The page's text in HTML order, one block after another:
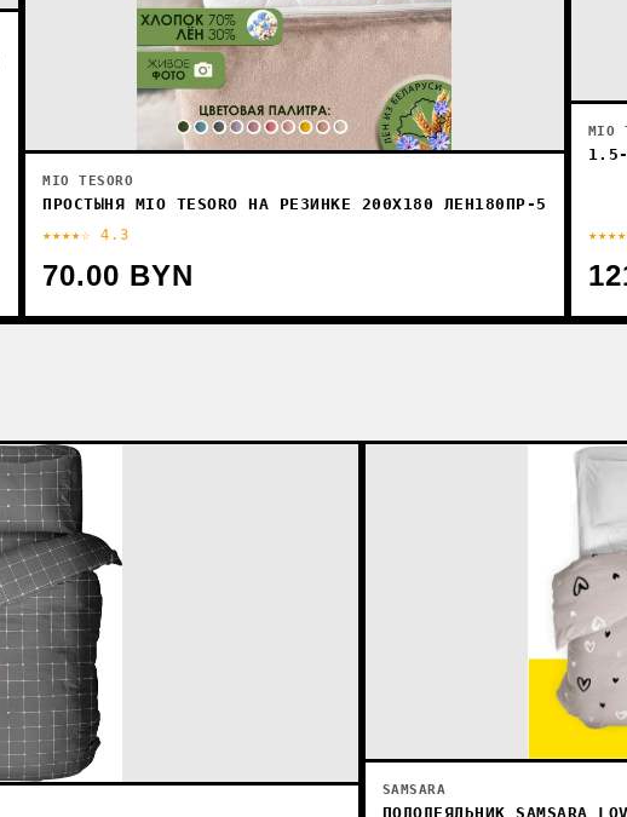
MIO TESORO
ПРОСТЫНЯ MIO TESORO НА РЕЗИНКЕ 200X180 ЛЕН180ПР-5
★★★★☆ 4.3
70.00 BYN
MIO
1.5-
SAMSARA
ПОДОДЕЯЛЬНИК SAMSARA